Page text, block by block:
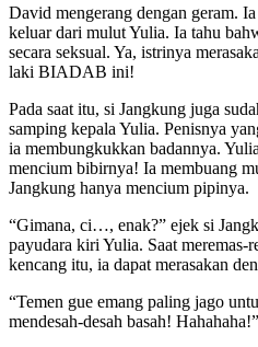
David mengerang dengan geram.
keluar dari mulut Yulia. Ia tahu
secara seksual. Ya, istrinya
laki BIADAB ini!
Pada saat itu, si Jangkung juga
samping kepala Yulia. Penisnya
ia membungkukkan badannya.
mencium bibirnya! Ia membuang
Jangkung hanya mencium pipinya.
“Gimana, ci…, enak?” ejek si
payudara kiri Yulia. Saat meremas-
kencang itu, ia dapat merasakan
“Temen gue emang paling jago
mendesah-desah basah!